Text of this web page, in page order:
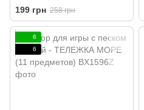
4 ед.
199 грн 258 грн
6
6